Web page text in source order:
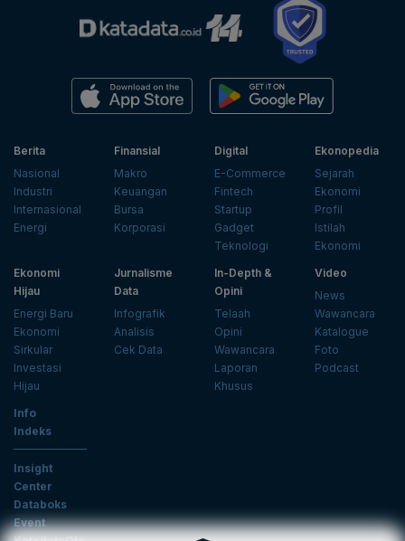
Berita
Nasional
Industri
Internasional
Energi
Finansial
Makro
Keuangan
Bursa
Korporasi
Digital
E-Commerce
Fintech
Startup
Gadget
Teknologi
Ekonopedia
Sejarah
Ekonomi
Profil
Istilah
Ekonomi
Ekonomi
Hijau
Energi Baru
Ekonomi
Sirkular
Investasi
Hijau
Jurnalisme
Data
Infografik
Analisis
Cek Data
In-Depth &
Opini
Telaah
Opini
Wawancara
Laporan
Khusus
Video
News
Wawancara
Katalogue
Foto
Podcast
Info
Indeks
Insight
Center
Databoks
Event